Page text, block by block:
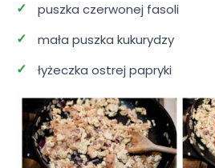
puszka czerwonej fasoli
mała puszka kukurydzy
łyżeczka ostrej papryki